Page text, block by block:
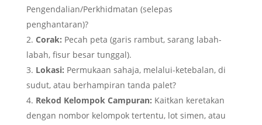
Pengendalian/Perkhidmatan (selepas
penghantaran)?
Corak: Pecah peta (garis rambut, sarang labah-
labah, fisur besar tunggal).
Lokasi: Permukaan sahaja, melalui-ketebalan, di
sudut, atau berhampiran tanda palet?
Rekod Kelompok Campuran: Kaitkan keretakan
dengan nombor kelompok tertentu, lot simen, atau